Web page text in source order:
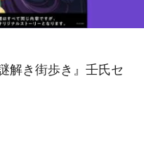
解き街歩き』壬氏セ